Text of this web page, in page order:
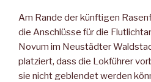
Am Rande der künftigen
die Anschlüsse für die
Novum im Neustädter
platziert, dass die Lokführer
sie nicht geblendet werden